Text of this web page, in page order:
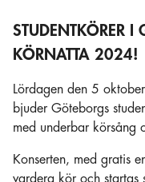
STUDENTKÖRER I
KÖRNATTA 2024!
Lördagen den 5
bjuder Göteborgs
med underbar körsång
Konserten, med gratis
vardera kör och startas